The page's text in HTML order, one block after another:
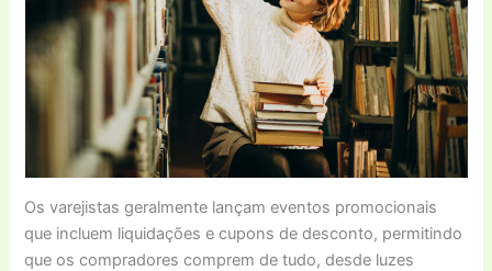
Os varejistas geralmente lançam eventos promocionais
que incluem liquidações e cupons de desconto, permitindo
que os compradores comprem de tudo, desde luzes